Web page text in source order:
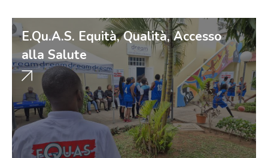
E.Qu.A.S. Equità, Qualità, Accesso
alla Salute